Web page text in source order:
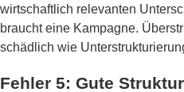
wirtschaftlich relevanten
braucht eine Kampagne.
schädlich wie
Fehler 5: Gute